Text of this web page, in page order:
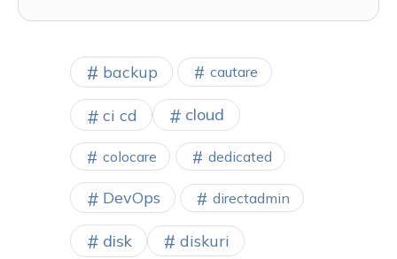
backup cautare
ci cd cloud
colocare dedicated
DevOps directadmin
disk diskuri